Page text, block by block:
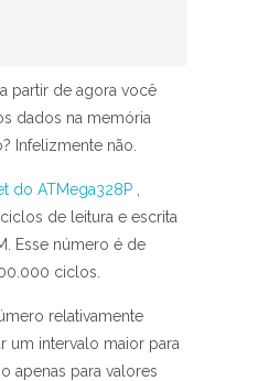
partir de agora você
dados na memória
Infelizmente não.
do ATMega328P
de leitura e escrita
Esse número é de
ciclos.
relativamente
um intervalo maior para
apenas para valores